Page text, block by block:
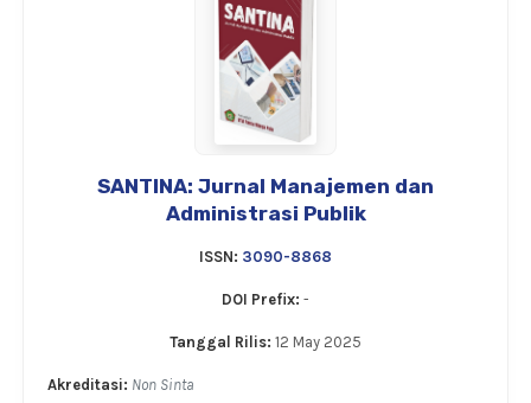
SANTINA: Jurnal Manajemen dan
Administrasi Publik
ISSN: 3090-8868
DOI Prefix: -
Tanggal Rilis: 12 May 2025
Akreditasi: Non Sinta